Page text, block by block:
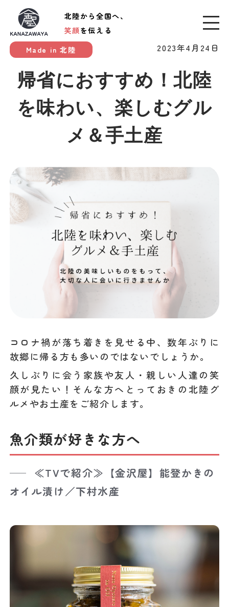
北陸から全国へ、
笑顔を伝える
Made in 北陸
2023年4月24日
帰省におすすめ！北陸
を味わい、楽しむグル
メ＆手土産
コロナ禍が落ち着きを見せる中、数年ぶりに
故郷に帰る方も多いのではないでしょうか。
久しぶりに会う家族や友人・親しい人達の笑
顔が見たい！そんな方へとっておきの北陸グ
ルメやお土産をご紹介します。
魚介類が好きな方へ
≪TVで紹介≫【金沢屋】能登かきの
オイル漬け／下村水産